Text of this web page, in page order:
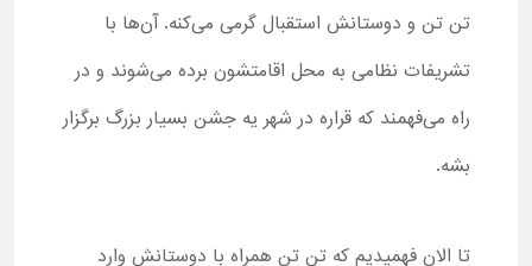
تن تن و دوستانش استقبال گرمی می‌کنه. آن‌ها با
تشریفات نظامی به محل اقامتشون برده می‌شوند و در
راه می‌فهمند که قراره در شهر یه جشن بسیار بزرگ برگزار
بشه.
تا الان فهمیدیم که تن تن همراه با دوستانش وارد